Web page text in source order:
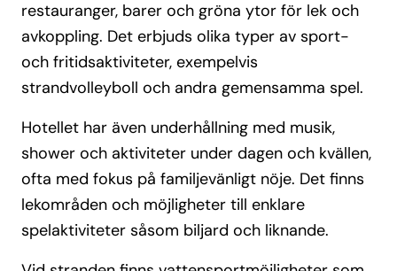
restauranger, barer och gröna ytor för lek och
avkoppling. Det erbjuds olika typer av sport-
och fritidsaktiviteter, exempelvis
strandvolleyboll och andra gemensamma spel.
Hotellet har även underhållning med musik,
shower och aktiviteter under dagen och kvällen,
ofta med fokus på familjevänligt nöje. Det finns
lekområden och möjligheter till enklare
spelaktiviteter såsom biljard och liknande.